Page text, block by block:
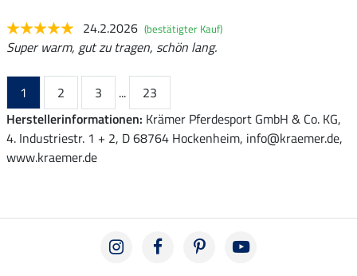
24.2.2026 (bestätigter Kauf)
Super warm, gut zu tragen, schön lang.
1 2 3 ...
23
Herstellerinformationen: Krämer Pferdesport GmbH & Co. KG,
4. Industriestr. 1 + 2, D 68764 Hockenheim, info@kraemer.de,
www.kraemer.de